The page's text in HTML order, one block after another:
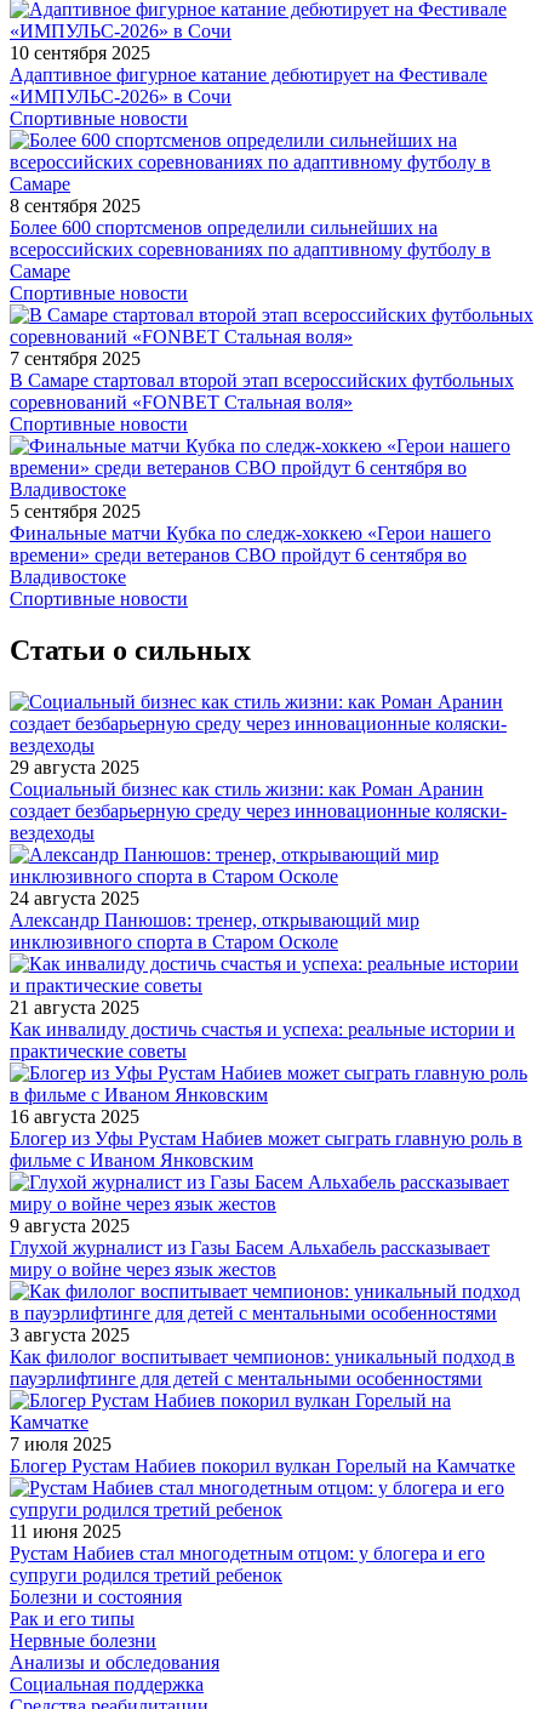
10 сентября 2025
Адаптивное фигурное катание дебютирует на Фестивале
«ИМПУЛЬС-2026» в Сочи
Спортивные новости
8 сентября 2025
Более 600 спортсменов определили сильнейших на
всероссийских соревнованиях по адаптивному футболу в
Самаре
Спортивные новости
7 сентября 2025
В Самаре стартовал второй этап всероссийских футбольных
соревнований «FONBET Стальная воля»
Спортивные новости
5 сентября 2025
Финальные матчи Кубка по следж-хоккею «Герои нашего
времени» среди ветеранов СВО пройдут 6 сентября во
Владивостоке
Спортивные новости
Статьи о сильных
29 августа 2025
Социальный бизнес как стиль жизни: как Роман Аранин
создает безбарьерную среду через инновационные коляски-
вездеходы
24 августа 2025
Александр Панюшов: тренер, открывающий мир
инклюзивного спорта в Старом Осколе
21 августа 2025
Как инвалиду достичь счастья и успеха: реальные истории и
практические советы
16 августа 2025
Блогер из Уфы Рустам Набиев может сыграть главную роль в
фильме с Иваном Янковским
9 августа 2025
Глухой журналист из Газы Басем Альхабель рассказывает
миру о войне через язык жестов
3 августа 2025
Как филолог воспитывает чемпионов: уникальный подход в
пауэрлифтинге для детей с ментальными особенностями
7 июля 2025
Блогер Рустам Набиев покорил вулкан Горелый на Камчатке
11 июня 2025
Рустам Набиев стал многодетным отцом: у блогера и его
супруги родился третий ребенок
Болезни и состояния
Рак и его типы
Нервные болезни
Анализы и обследования
Социальная поддержка